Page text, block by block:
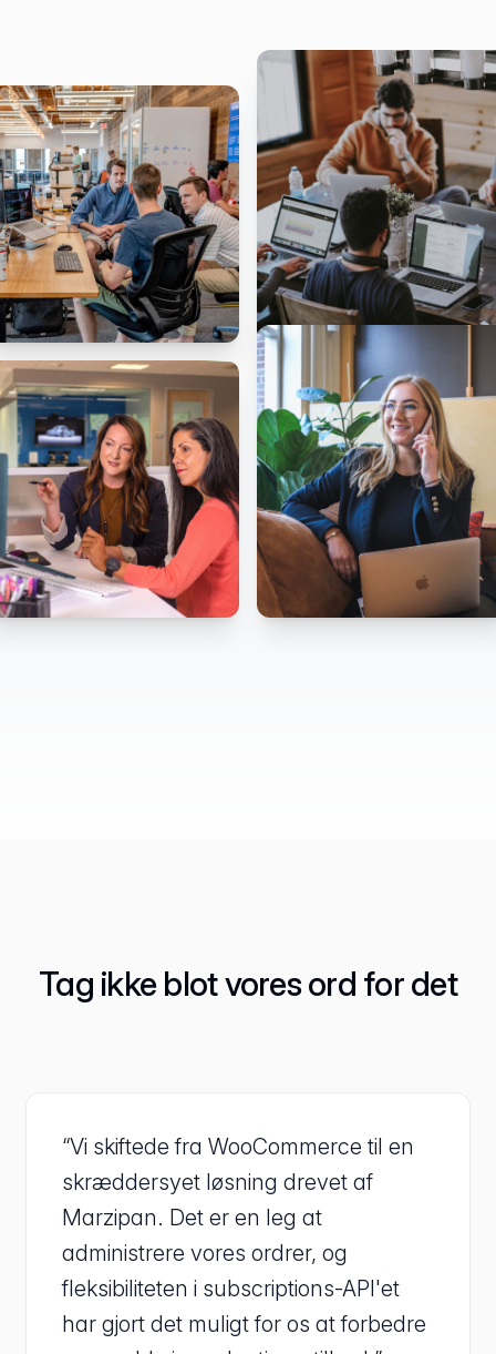
Tag ikke blot vores ord for det
“Vi skiftede fra WooCommerce til en
skræddersyet løsning drevet af
Marzipan. Det er en leg at
administrere vores ordrer, og
fleksibiliteten i subscriptions-API'et
har gjort det muligt for os at forbedre